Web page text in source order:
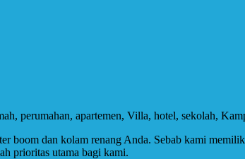
perumahan, apartemen, Villa, hotel, sekolah,
boom dan kolam renang Anda. Sebab kami
prioritas utama bagi kami.